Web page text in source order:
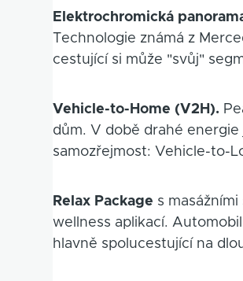
Elektrochromická
Technologie známá z
cestující si může "svůj"
Vehicle-to-Home (V2H).
dům. V době drahé
samozřejmost: Vehicle-to-
Relax Package s
wellness aplikací.
hlavně spolucestující na